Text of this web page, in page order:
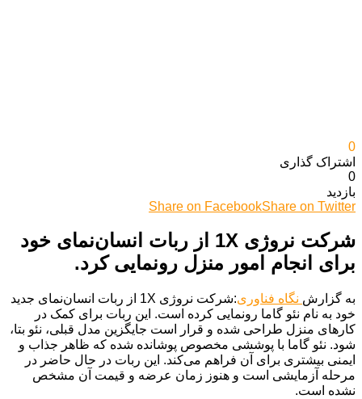
0
اشتراک گذاری‌
0
بازدید
Share on FacebookShare on Twitter
شرکت نروژی 1X از ربات انسان‌نمای خود
برای انجام امور منزل رونمایی کرد.
به گزارش نگاه فناوری
:شرکت نروژی 1X از ربات انسان‌نمای جدید
خود به نام نئو گاما رونمایی کرده است. این ربات برای کمک در
کارهای منزل طراحی شده و قرار است جایگزین مدل قبلی، نئو بتا،
شود. نئو گاما با پوششی مخصوص پوشانده شده که ظاهر جذاب و
ایمنی بیشتری برای آن فراهم می‌کند. این ربات در حال حاضر در
مرحله آزمایشی است و هنوز زمان عرضه و قیمت آن مشخص
نشده است.